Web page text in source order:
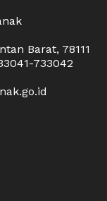
selama
di sepanjang
dipilah
kegiatan jalan
menyambut HUT
Indonesia
Selatan,
panitia juga
peserta yang
sampah
Barat, 78111
733042